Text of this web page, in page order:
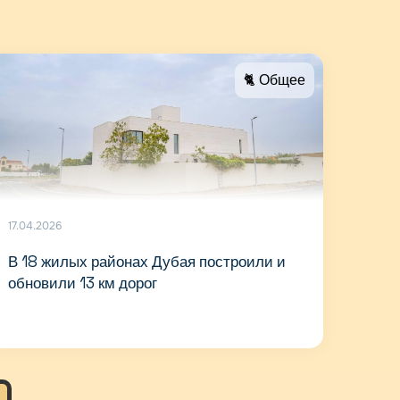
🐈 Общее
17.04.2026
В 18 жилых районах Дубая построили и
обновили 13 км дорог